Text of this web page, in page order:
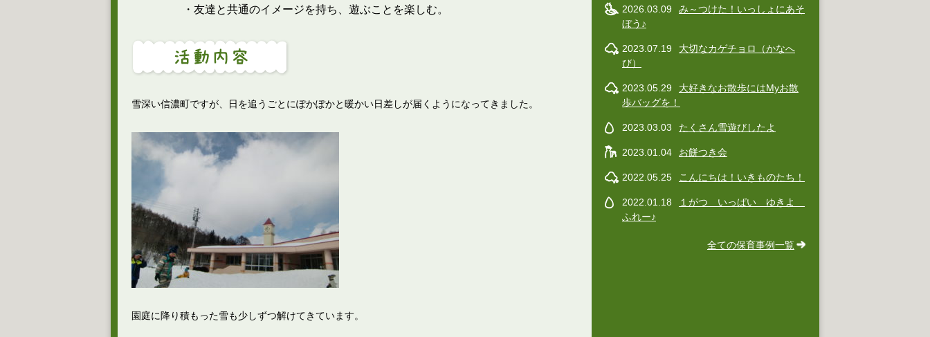
・友達と共通のイメージを持ち、遊ぶことを楽しむ。
雪深い信濃町ですが、日を追うごとにぽかぽかと暖かい日差しが届くようになってきました。
園庭に降り積もった雪も少しずつ解けてきています。
2026.03.09
み～つけた！いっしょにあそ
ぼう♪
2023.07.19
大切なカゲチョロ（かなへ
び）
2023.05.29
大好きなお散歩にはMyお散
歩バッグを！
2023.03.03 たくさん雪遊びしたよ
2023.01.04 お餅つき会
2022.05.25 こんにちは！いきものたち！
2022.01.18
１がつ いっぱい ゆきよ
ふれー♪
全ての保育事例一覧